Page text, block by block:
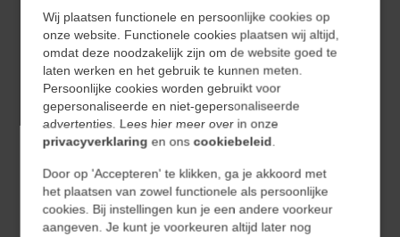
een uniforme, schaalbare structuur....
2025
INDUSTRIAL AUTOMATION
LEES MEER
Wij plaatsen functionele en persoonlijke cookies op
onze website. Functionele cookies plaatsen wij altijd,
omdat deze noodzakelijk zijn om de website goed te
laten werken en het gebruik te kunnen meten.
Persoonlijke cookies worden gebruikt voor
gepersonaliseerde en niet-gepersonaliseerde
advertenties. Lees hier meer over in onze
privacyverklaring en onscookiebeleid.
Door op 'Accepteren' te klikken, ga je akkoord met
het plaatsen van zowel functionele als persoonlijke
cookies. Bij instellingen kun je een andere voorkeur
aangeven. Je kunt je voorkeuren altijd later nog